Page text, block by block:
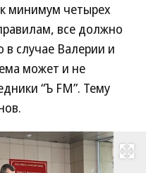
минимум четырех
все должно
случае Валерии и
может и не
“Ъ FM”. Тему
Развернуть